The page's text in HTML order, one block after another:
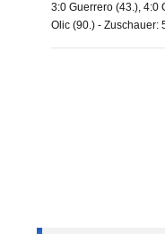
3:0 Guerrero (43.), 4:0
Olic (90.) - Zuschauer: